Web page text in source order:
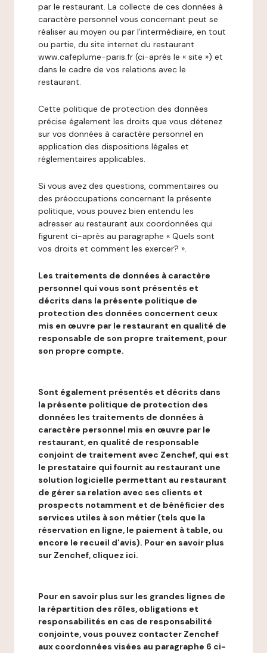
par le restaurant. La collecte de ces données à
caractère personnel vous concernant peut se
réaliser au moyen ou par l’intermédiaire, en tout
ou partie, du site internet du restaurant
www.cafeplume-paris.fr (ci-après le « site ») et
dans le cadre de vos relations avec le
restaurant.
Cette politique de protection des données
précise également les droits que vous détenez
sur vos données à caractère personnel en
application des dispositions légales et
réglementaires applicables.
Si vous avez des questions, commentaires ou
des préoccupations concernant la présente
politique, vous pouvez bien entendu les
adresser au restaurant aux coordonnées qui
figurent ci-après au paragraphe « Quels sont
vos droits et comment les exercer? ».
Les traitements de données à caractère
personnel qui vous sont présentés et
décrits dans la présente politique de
protection des données concernent ceux
mis en œuvre par le restaurant en qualité de
responsable de son propre traitement, pour
son propre compte.
Sont également présentés et décrits dans
la présente politique de protection des
données les traitements de données à
caractère personnel mis en œuvre par le
restaurant, en qualité de responsable
conjoint de traitement avec Zenchef, qui est
le prestataire qui fournit au restaurant une
solution logicielle permettant au restaurant
de gérer sa relation avec ses clients et
prospects notamment et de bénéficier des
services utiles à son métier (tels que la
réservation en ligne, le paiement à table, ou
encore le recueil d'avis). Pour en savoir plus
sur Zenchef, cliquez ici.
Pour en savoir plus sur les grandes lignes de
la répartition des rôles, obligations et
responsabilités en cas de responsabilité
conjointe, vous pouvez contacter Zenchef
aux coordonnées visées au paragraphe 6 ci-